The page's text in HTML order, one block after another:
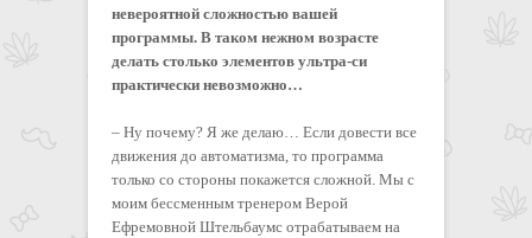
невероятной сложностью вашей
программы. В таком нежном возрасте
делать столько элементов ультра-си
практически невозможно…
– Ну почему? Я же делаю… Если довести все
движения до автоматизма, то программа
только со стороны покажется сложной. Мы с
моим бессменным тренером Верой
Ефремовной Штельбаумс отрабатываем на